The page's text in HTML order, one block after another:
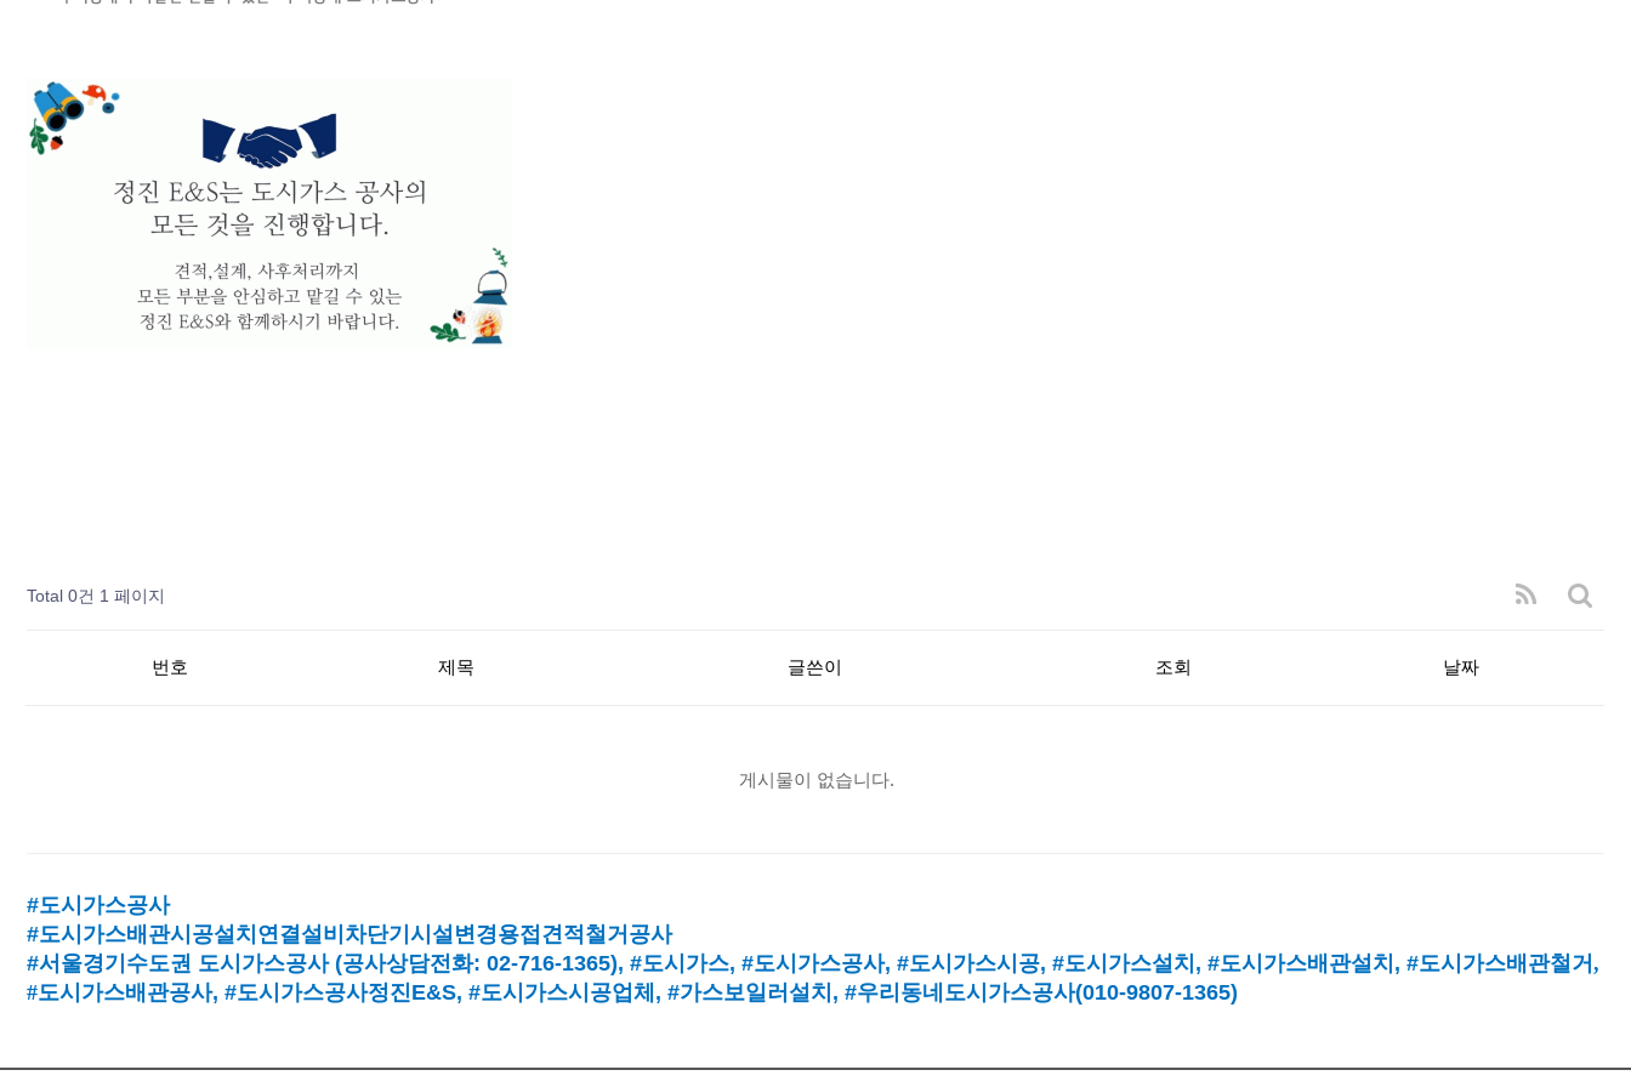
Total 0건 1 페이지
번호 제목 글쓴이 조회 날짜
게시물이 없습니다.
#도시가스공사
#도시가스배관시공설치연결설비차단기시설변경용접견적철거공사
#서울경기수도권 도시가스공사 (공사상담전화: 02-716-1365), #도시가스, #도시가스공사, #도시가스시공, #도시가스설치 , #도시가스배관설치 , #도시가스배관철거,
#도시가스배관공사, #도시가스공사정진E&S, #도시가스시공업체 , #가스보일러설치 , #우리동네도시가스공사(010-9807-1365)